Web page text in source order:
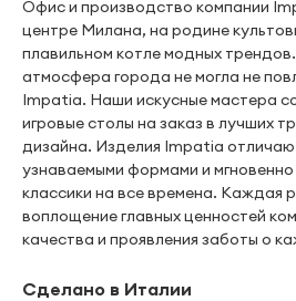
Офис и производство компании
центре Милана, на родине
плавильном котле модных
атмосфера города не могла не
Impatia. Наши искусные мастера
игровые столы на заказ в лучших
дизайна. Изделия Impatia
узнаваемыми формами и
классики на все времена. Каждая
воплощение главных ценностей
качества и проявления заботы о
Сделано в Италии